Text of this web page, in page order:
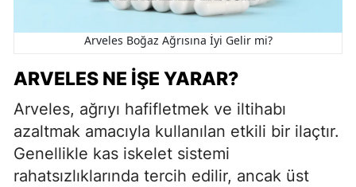
Arveles Boğaz Ağrısına İyi Gelir mi?
ARVELES NE İŞE YARAR?
Arveles, ağrıyı hafifletmek ve iltihabı
azaltmak amacıyla kullanılan etkili bir ilaçtır.
Genellikle kas iskelet sistemi
rahatsızlıklarında tercih edilir, ancak üst